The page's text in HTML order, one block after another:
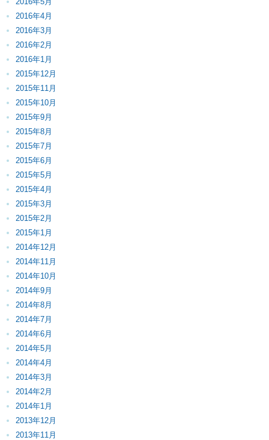
2016年4月
2016年3月
2016年2月
2016年1月
2015年12月
2015年11月
2015年10月
2015年9月
2015年8月
2015年7月
2015年6月
2015年5月
2015年4月
2015年3月
2015年2月
2015年1月
2014年12月
2014年11月
2014年10月
2014年9月
2014年8月
2014年7月
2014年6月
2014年5月
2014年4月
2014年3月
2014年2月
2014年1月
2013年12月
2013年11月